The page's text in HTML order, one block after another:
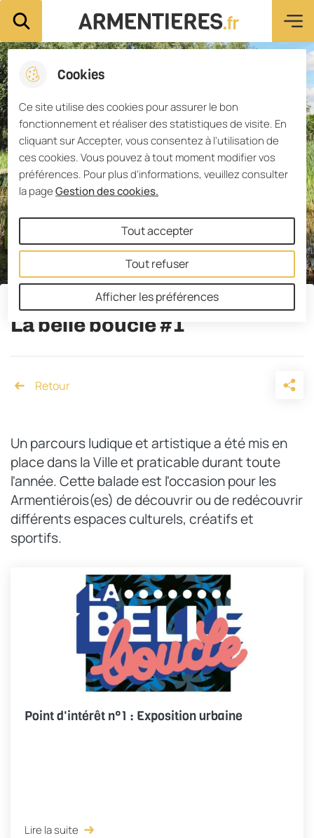
Cookies
Ce site utilise des cookies pour assurer le bon
fonctionnement et réaliser des statistiques de visite. En
cliquant sur Accepter, vous consentez à l'utilisation de
ces cookies. Vous pouvez à tout moment modifier vos
préférences. Pour plus d'informations, veuillez consulter
la pageGestion des cookies.
Afficher les préférences
Tout accepter
Tout refuser
menu
Aller à la
recherche
Aller au
contenu
principal
Consulter
site
Rechercher sur le site
Ville d'Armentières
La belle boucle #1
Accueil
Un parcours ludique et artistique a été mis en
place dans la Ville et praticable durant toute
l'année. Cette balade est l'occasion pour les
Armentiérois(es) de découvrir ou de redécouvrir
différents espaces culturels, créatifs et
sportifs.
Point d'intérêt n°1 : Exposition urbaine
Lire la suite